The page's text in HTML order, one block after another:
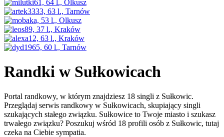
Randki w Sułkowicach
Portal randkowy, w którym znajdziesz 18 singli z Sułkowic.
Przeglądaj serwis randkowy w Sułkowicach, skupiający singli
szukających stałego związku. Sułkowice to Twoje miasto i szukasz
trwałego związku? Poszukuj wśród 18 profili osób z Sułkowic, tutaj
czeka na Ciebie sympatia.